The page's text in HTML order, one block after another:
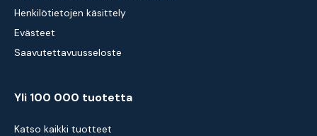
Henkilötietojen käsittely
Evästeet
Saavutettavuusseloste
Yli 100 000 tuotetta
Katso kaikki tuotteet